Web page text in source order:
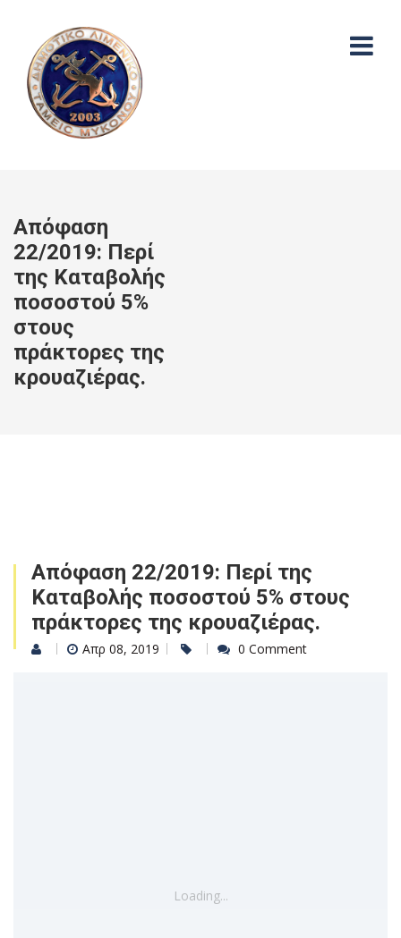
Απόφαση
22/2019: Περί
της Καταβολής
ποσοστού 5%
στους
πράκτορες της
κρουαζιέρας.
Απόφαση 22/2019: Περί της
Καταβολής ποσοστού 5% στους
πράκτορες της κρουαζιέρας.
Απρ 08, 2019 0 Comment
Loading...